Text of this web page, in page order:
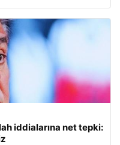
iddialarına net tepki: